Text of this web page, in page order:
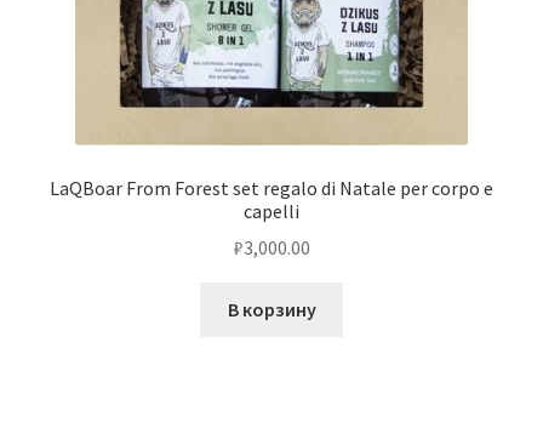
LaQBoar From Forest set regalo di Natale per corpo e
capelli
₽3,000.00
В корзину